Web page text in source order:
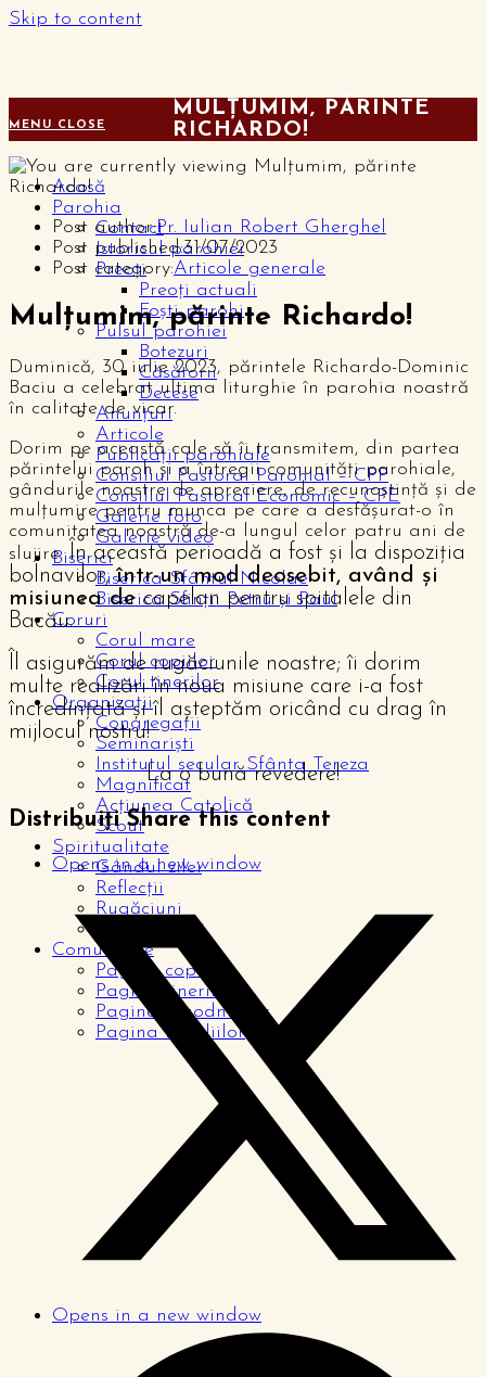
Skip to content
MENU CLOSE
Acasă
Parohia
Contact
Istoricul parohiei
Preoți
Preoți actuali
Foști parohi
Pulsul parohiei
Botezuri
Căsătorii
Decese
Anunțuri
Articole
Publicații parohiale
Consiliul Pastoral Parohial – CPP
Consiliul Pastoral Economic – CPE
Galerie foto
Galerie video
Biserici
Biserica Sfântul Nicolae
Biserica Sfinții Petru și Paul
Coruri
Corul mare
Corul copiilor
Corul tinerilor
Organizații
Congregații
Seminariști
Institutul secular Sfânta Tereza
Magnificat
Acțiunea Catolică
Scout
Spiritualitate
Gândul zilei
Reflecții
Rugăciuni
De la cititori
Comunitate
Pagina copiilor
Pagina tinerilor
Pagina logodnicilor
Pagina familiilor
MULȚUMIM, PĂRINTE
RICHARDO!
Post author:Pr. Iulian Robert Gherghel
Post published:31/07/2023
Post category:Articole generale
Mulțumim, părinte Richardo!
Duminică, 30 iulie 2023, părintele Richardo-Dominic
Baciu a celebrat ultima liturghie în parohia noastră
în calitate de vicar.
Dorim pe această cale să îi transmitem, din partea
părintelui paroh și a întregii comunități parohiale,
gândurile noastre de apreciere, de recunoștință și de
mulțumire pentru munca pe care a desfășurat-o în
comunitatea noastră de-a lungul celor patru ani de
slujire.În această perioadă a fost și la dispoziția
bolnavilor,într-un mod deosebit, având și
misiunea de capelan pentru spitalele din
Bacău.
Îl asigurăm de rugăciunile noastre; îi dorim
multe realizări în noua misiune care i-a fost
încredințată și îl așteptăm oricând cu drag în
mijlocul nostru!
La o bună revedere!
Distribuiți Share this content
Opens in a new window
Opens in a new window